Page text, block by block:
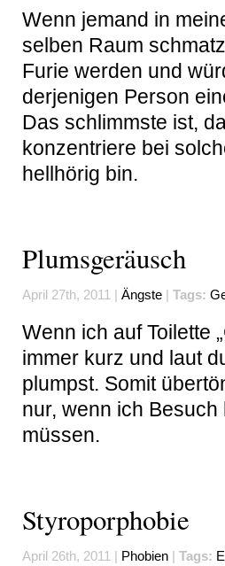
Wenn jemand in
selben Raum
Furie werden und
derjenigen Person
Das schlimmste ist,
konzentriere bei
hellhörig bin.
Plumsgeräusch
April 27th, 2011 | Ängste | Tags:
Wenn ich auf Toilette
immer kurz und laut
plumpst. Somit
nur, wenn ich
müssen.
Styroporphobie
April 26th, 2011 | Phobien | Tags: